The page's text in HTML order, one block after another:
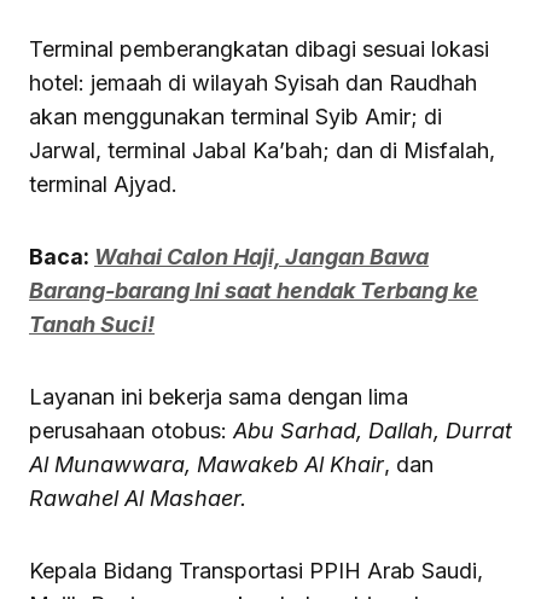
Terminal pemberangkatan dibagi sesuai lokasi
hotel: jemaah di wilayah Syisah dan Raudhah
akan menggunakan terminal Syib Amir; di
Jarwal, terminal Jabal Ka’bah; dan di Misfalah,
terminal Ajyad.
Baca: Wahai Calon Haji, Jangan Bawa
Barang-barang Ini saat hendak Terbang ke
Tanah Suci!
Layanan ini bekerja sama dengan lima
perusahaan otobus: Abu Sarhad, Dallah, Durrat
Al Munawwara, Mawakeb Al Khair, dan
Rawahel Al Mashaer.
Kepala Bidang Transportasi PPIH Arab Saudi,